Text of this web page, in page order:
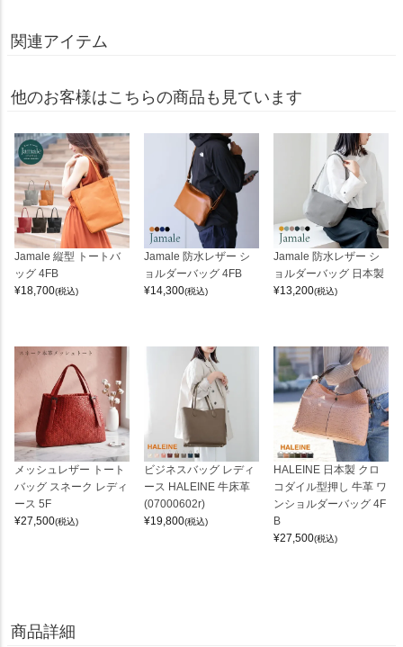
関連アイテム
他のお客様はこちらの商品も見ています
Jamale 縦型 トートバ
ッグ 4FB
¥18,700(税込)
Jamale 防水レザー シ
ョルダーバッグ 4FB
¥14,300(税込)
Jamale 防水レザー シ
ョルダーバッグ 日本製
¥13,200(税込)
メッシュレザー トート
バッグ スネーク レディ
ース 5F
¥27,500(税込)
ビジネスバッグ レディ
ース HALEINE 牛床革
(07000602r)
¥19,800(税込)
HALEINE 日本製 クロ
コダイル型押し 牛革 ワ
ンショルダーバッグ 4F
B
¥27,500(税込)
商品詳細